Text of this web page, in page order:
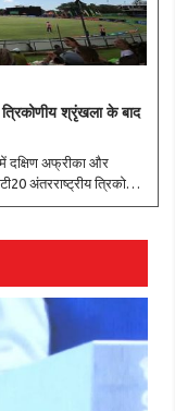
त्रिकोणीय श्रृंखला के बाद
दक्षिण अफ्रीका और
अंतरराष्ट्रीय त्रिकोणीय
के बीच तीन मैचों की ..